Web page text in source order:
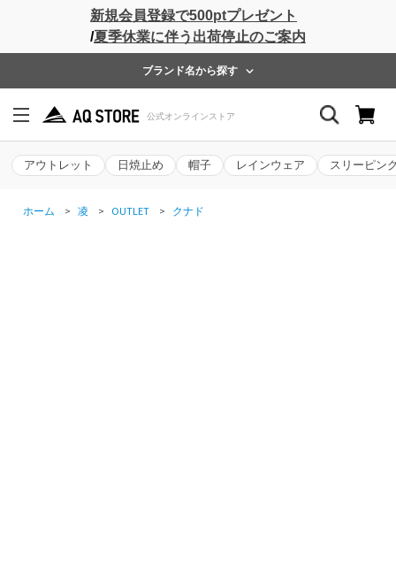
新規会員登録で500ptプレゼント
/夏季休業に伴う出荷停止のご案内
ブランド名から探す
アウトレット 日焼止め 帽子 レインウェア スリーピン
ホーム > 凌 > OUTLET > クナド